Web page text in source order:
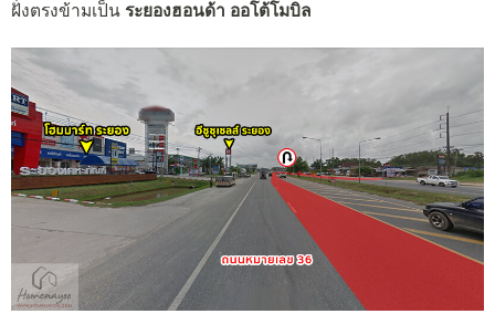
ฝั่งตรงข้ามเป็น ระยองฮอนด้า ออโต้โมบิล